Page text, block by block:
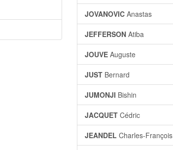
JOVANOVIC Anastas
JEFFERSON Atiba
JOUVE Auguste
JUST Bernard
JUMONJI Bishin
JACQUET Cédric
JEANDEL Charles-François